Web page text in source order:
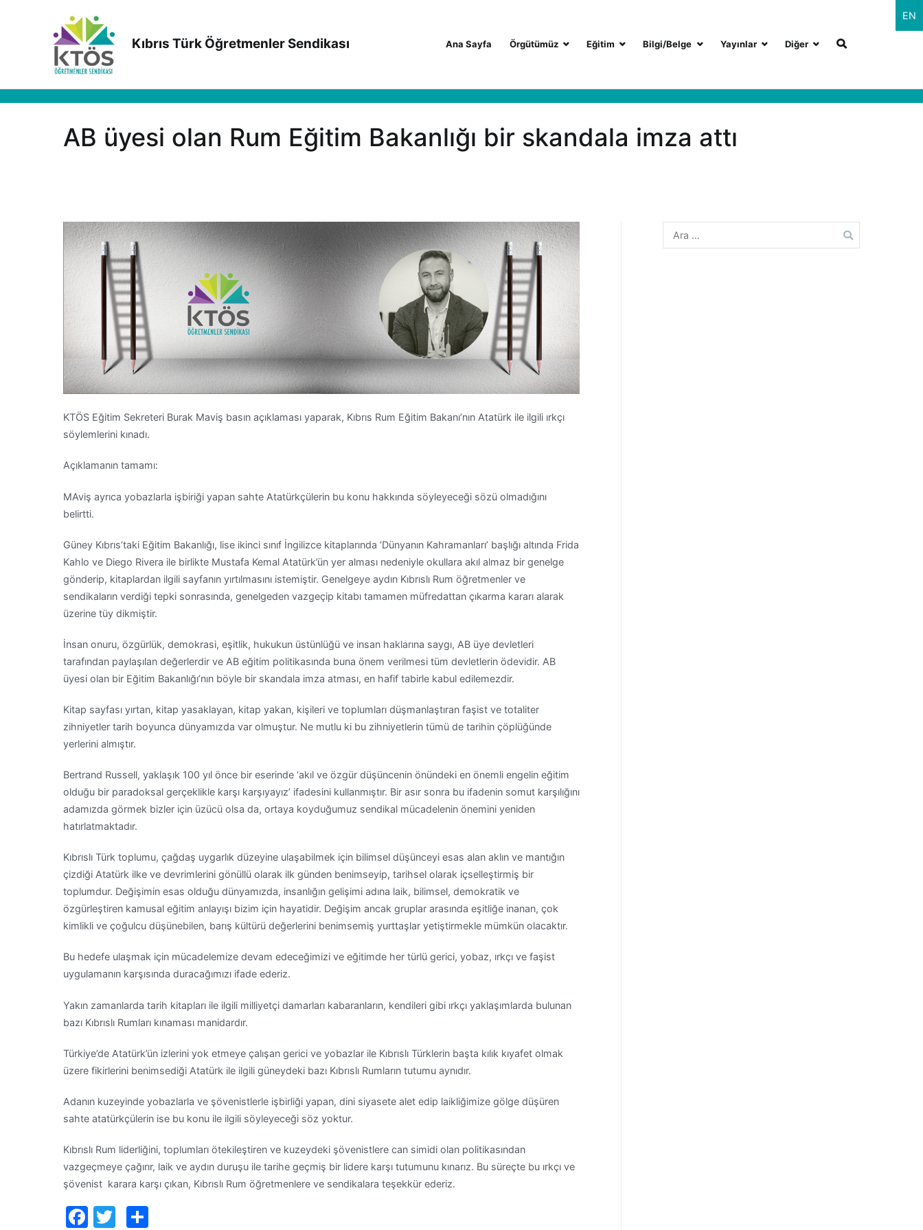
EN
Kıbrıs Türk Öğretmenler Sendikası Ana Sayfa Örgütümüz Eğitim Bilgi/Belge Yayınlar Diğer
AB üyesi olan Rum Eğitim Bakanlığı bir skandala imza attı
KTÖS Eğitim Sekreteri Burak Maviş basın açıklaması yaparak, Kıbrıs Rum Eğitim Bakanı’nın Atatürk ile ilgili ırkçı
söylemlerini kınadı.
Açıklamanın tamamı:
MAviş ayrıca yobazlarla işbiriği yapan sahte Atatürkçülerin bu konu hakkında söyleyeceği sözü olmadığını
belirtti.
Güney Kıbrıs’taki Eğitim Bakanlığı, lise ikinci sınıf İngilizce kitaplarında ‘Dünyanın Kahramanları’ başlığı altında Frida
Kahlo ve Diego Rivera ile birlikte Mustafa Kemal Atatürk’ün yer alması nedeniyle okullara akıl almaz bir genelge
gönderip, kitaplardan ilgili sayfanın yırtılmasını istemiştir. Genelgeye aydın Kıbrıslı Rum öğretmenler ve
sendikaların verdiği tepki sonrasında, genelgeden vazgeçip kitabı tamamen müfredattan çıkarma kararı alarak
üzerine tüy dikmiştir.
İnsan onuru, özgürlük, demokrasi, eşitlik, hukukun üstünlüğü ve insan haklarına saygı, AB üye devletleri
tarafından paylaşılan değerlerdir ve AB eğitim politikasında buna önem verilmesi tüm devletlerin ödevidir. AB
üyesi olan bir Eğitim Bakanlığı’nın böyle bir skandala imza atması, en hafif tabirle kabul edilemezdir.
Kitap sayfası yırtan, kitap yasaklayan, kitap yakan, kişileri ve toplumları düşmanlaştıran faşist ve totaliter
zihniyetler tarih boyunca dünyamızda var olmuştur. Ne mutlu ki bu zihniyetlerin tümü de tarihin çöplüğünde
yerlerini almıştır.
Bertrand Russell, yaklaşık 100 yıl önce bir eserinde ‘akıl ve özgür düşüncenin önündeki en önemli engelin eğitim
olduğu bir paradoksal gerçeklikle karşı karşıyayız’ ifadesini kullanmıştır. Bir asır sonra bu ifadenin somut karşılığını
adamızda görmek bizler için üzücü olsa da, ortaya koyduğumuz sendikal mücadelenin önemini yeniden
hatırlatmaktadır.
Kıbrıslı Türk toplumu, çağdaş uygarlık düzeyine ulaşabilmek için bilimsel düşünceyi esas alan aklın ve mantığın
çizdiği Atatürk ilke ve devrimlerini gönüllü olarak ilk günden benimseyip, tarihsel olarak içselleştirmiş bir
toplumdur. Değişimin esas olduğu dünyamızda, insanlığın gelişimi adına laik, bilimsel, demokratik ve
özgürleştiren kamusal eğitim anlayışı bizim için hayatidir. Değişim ancak gruplar arasında eşitliğe inanan, çok
kimlikli ve çoğulcu düşünebilen, barış kültürü değerlerini benimsemiş yurttaşlar yetiştirmekle mümkün olacaktır.
Bu hedefe ulaşmak için mücadelemize devam edeceğimizi ve eğitimde her türlü gerici, yobaz, ırkçı ve faşist
uygulamanın karşısında duracağımızı ifade ederiz.
Yakın zamanlarda tarih kitapları ile ilgili milliyetçi damarları kabaranların, kendileri gibi ırkçı yaklaşımlarda bulunan
bazı Kıbrıslı Rumları kınaması manidardır.
Türkiye’de Atatürk’ün izlerini yok etmeye çalışan gerici ve yobazlar ile Kıbrıslı Türklerin başta kılık kıyafet olmak
üzere fikirlerini benimsediği Atatürk ile ilgili güneydeki bazı Kıbrıslı Rumların tutumu aynıdır.
Adanın kuzeyinde yobazlarla ve şövenistlerle işbirliği yapan, dini siyasete alet edip laikliğimize gölge düşüren
sahte atatürkçülerin ise bu konu ile ilgili söyleyeceği söz yoktur.
Kıbrıslı Rum liderliğini, toplumları ötekileştiren ve kuzeydeki şövenistlere can simidi olan politikasından
vazgeçmeye çağırır, laik ve aydın duruşu ile tarihe geçmiş bir lidere karşı tutumunu kınarız. Bu süreçte bu ırkçı ve
şövenist karara karşı çıkan, Kıbrıslı Rum öğretmenlere ve sendikalara teşekkür ederiz.
Facebook
Twitter
Arama: